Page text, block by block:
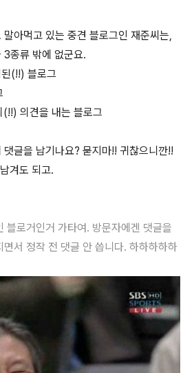
아먹고 있는 중견 블로그인 재준씨는,
3종류 밖에 없군요.
(!!) 블로그
의견을 내는 블로그
글을 남기나요? 묻지마!! 귀찮으니깐!!
겨도 되고.
블로거인거 가타여. 방문자에겐 댓글을
면서 정작 전 댓글 안 씁니다. 하하하하하